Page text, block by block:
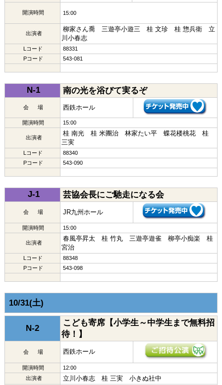
開演時間 15:00
出演者
柳家さん喬 三遊亭小遊三 桂 文珍 桂 惣兵衛 立
川小春志
Lコード
88331
Pコード
543-081
N-1 南の光を浴びて実るぞ
会 場 西鉄ホール
開演時間 15:00
出演者
桂 南光 桂 米團治 林家たい平 蝶花楼桃花 桂
三実
Lコード
88340
Pコード
543-090
J-1 芸協会長にご馳走になる会
会 場 JR九州ホール
開演時間 15:00
出演者
春風亭昇太 桂 竹丸 三遊亭遊雀 柳亭小痴楽 桂
宮治
Lコード
88348
Pコード
543-098
10/31(土)
N-2
こども寄席【小学生～中学生まで無料招
待！】
会 場 西鉄ホール
開演時間
12:00
出演者
立川小春志 桂 三実 小きぬ社中